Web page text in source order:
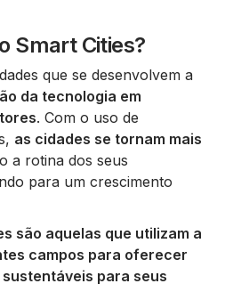
Smart Cities?
que se desenvolvem a
da tecnologia em
. Com o uso de
as cidades se tornam mais
a rotina dos seus
para um crescimento
são aquelas que utilizam a
campos para oferecer
para seus